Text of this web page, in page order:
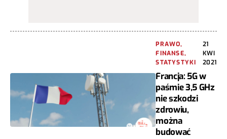
PRAWO,
FINANSE,
STATYSTYKI
21
KWI
2021
Francja: 5G w
paśmie 3,5 GHz
nie szkodzi
zdrowiu,
można
budować